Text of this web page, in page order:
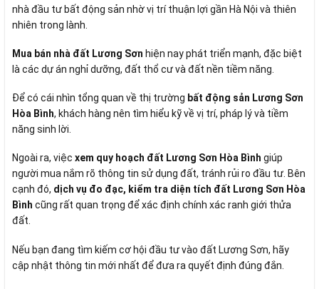
nhà đầu tư bất động sản nhờ vị trí thuận lợi gần Hà Nội và thiên
nhiên trong lành.
Mua bán nhà đất Lương Sơn hiện nay phát triển mạnh, đặc biệt
là các dự án nghỉ dưỡng, đất thổ cư và đất nền tiềm năng.
Để có cái nhìn tổng quan về thị trường bất động sản Lương Sơn
Hòa Bình, khách hàng nên tìm hiểu kỹ về vị trí, pháp lý và tiềm
năng sinh lời.
Ngoài ra, việc xem quy hoạch đất Lương Sơn Hòa Bình giúp
người mua nắm rõ thông tin sử dụng đất, tránh rủi ro đầu tư. Bên
cạnh đó, dịch vụ đo đạc, kiểm tra diện tích đất Lương Sơn Hòa
Bình cũng rất quan trọng để xác định chính xác ranh giới thửa
đất.
Nếu bạn đang tìm kiếm cơ hội đầu tư vào đất Lương Sơn, hãy
cập nhật thông tin mới nhất để đưa ra quyết định đúng đắn.